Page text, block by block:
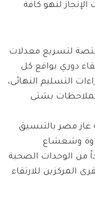
لنهو كافة
لتسريع معدلات
دوري بواقع كل
التسليم النهائى،
بشتى
مصر بالتنسيق
وشعشاع
من الوحدات الصحية
المركزين للارتقاء